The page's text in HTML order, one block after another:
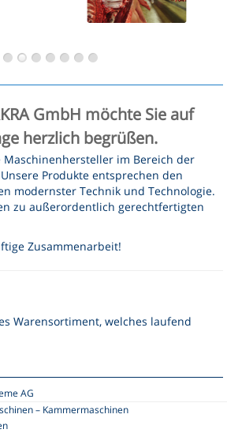
GmbH möchte Sie auf
herzlich begrüßen.
im Bereich der
Produkte entsprechen den
modernster Technik und Technologie.
zu außerordentlich gerechtfertigten
Zusammenarbeit!
Warensortiment, welches laufend
AG
– Kammermaschinen